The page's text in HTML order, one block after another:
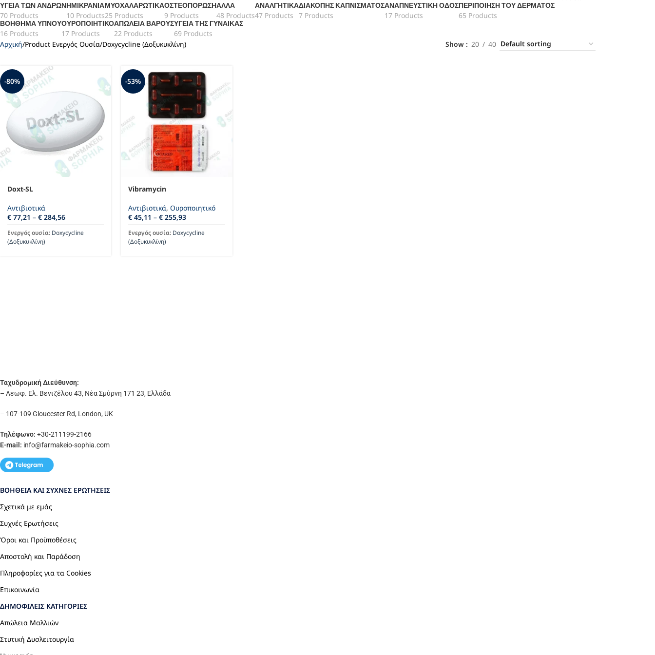
ΥΓΕΊΑ ΤΩΝ ΑΝΔΡΏΝ
70 Products
ΗΜΙΚΡΑΝΊΑ
10 Products
ΜΥΟΧΑΛΑΡΩΤΙΚΆ
25 Products
ΟΣΤΕΟΠΌΡΩΣΗ
9 Products
ΆΛΛΑ
48 Products
ΑΝΑΛΓΗΤΙΚΆ
47 Products
ΔΙΑΚΟΠΉΣ ΚΑΠΝΊΣΜΑΤΟΣ
7 Products
ΑΝΑΠΝΕΥΣΤΙΚΉ ΟΔΌΣ
17 Products
ΠΕΡΙΠΟΊΗΣΗ ΤΟΥ ΔΈΡΜΑΤΟΣ
65 Products
ΒΟΉΘΗΜΑ ΎΠΝΟΥ
16 Products
ΟΥΡΟΠΟΙΗΤΙΚΌ
17 Products
ΑΠΏΛΕΙΑ ΒΆΡΟΥΣ
22 Products
ΥΓΕΊΑ ΤΗΣ ΓΥΝΑΊΚΑΣ
69 Products
Αρχική Product Ενεργός Ουσία Doxycycline (Δοξυκυκλίνη) Show 20 40
-80%
Doxt-SL
Αντιβιοτικά
€ 77,21 – € 284,56
Ενεργός ουσία: Doxycycline
(Δοξυκυκλίνη)
-53%
Vibramycin
Αντιβιοτικά,Ουροποιητικό
€ 45,11 – € 255,93
Ενεργός ουσία: Doxycycline
(Δοξυκυκλίνη)
Ταχυδρομική Διεύθυνση:
– Λεωφ. Ελ. Βενιζέλου 43, Νέα Σμύρνη 171 23, Ελλάδα
– 107-109 Gloucester Rd, London, UK
Τηλέφωνο: +30-211199-2166
E-mail: info@farmakeio-sophia.com
ΒΟΉΘΕΙΑ ΚΑΙ ΣΥΧΝΈΣ ΕΡΩΤΉΣΕΙΣ
Σχετικά με εμάς
Συχνές Ερωτήσεις
Όροι και Προϋποθέσεις
Αποστολή και Παράδοση
Πληροφορίες για τα Cookies
Επικοινωνία
ΔΗΜΟΦΙΛΕΊΣ ΚΑΤΗΓΟΡΊΕΣ
Απώλεια Μαλλιών
Στυτική Δυσλειτουργία